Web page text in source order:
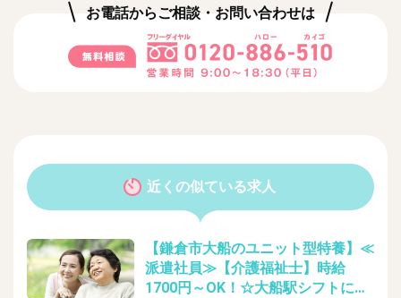
お電話からご相談・お問い合わせは
近くの似ている求人
【鎌倉市大船のユニット型特養】≪
派遣社員≫【介護福祉士】時給
1700円～OK！☆大船駅シフトに合